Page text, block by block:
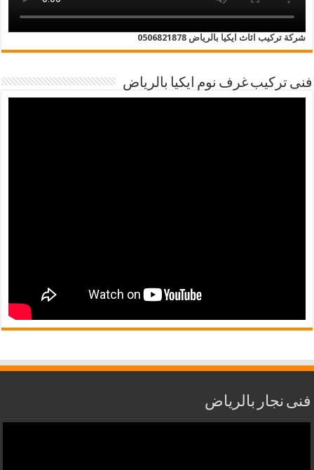
شركة تركيب اثاث ايكيا بالرياض 0506821878
فنى تركيب غرف نوم ايكيا بالرياض
فنى نجار بالرياض